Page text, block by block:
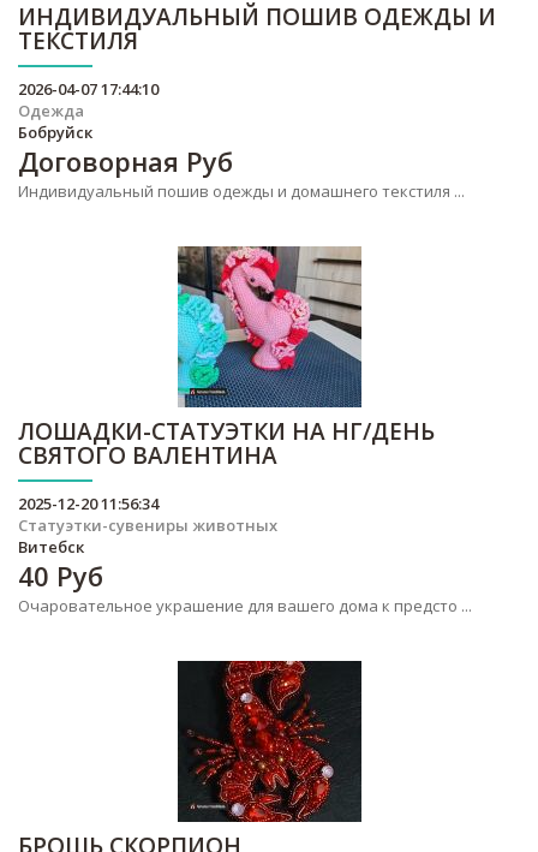
ИНДИВИДУАЛЬНЫЙ ПОШИВ ОДЕЖДЫ И
ТЕКСТИЛЯ
2026-04-07 17:44:10
Одежда
Бобруйск
Договорная Руб
Индивидуальный пошив одежды и домашнего текстиля ...
ЛОШАДКИ-СТАТУЭТКИ НА НГ/ДЕНЬ
СВЯТОГО ВАЛЕНТИНА
2025-12-20 11:56:34
Статуэтки-сувениры животных
Витебск
40 Руб
Очаровательное украшение для вашего дома к предсто ...